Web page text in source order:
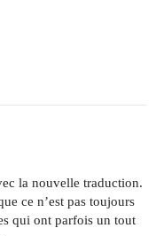
la nouvelle traduction.
ce n’est pas toujours
qui ont parfois un tout